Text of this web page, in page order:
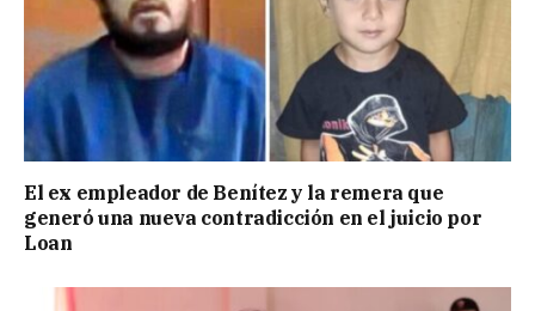
El ex empleador de Benítez y la remera que
generó una nueva contradicción en el juicio por
Loan